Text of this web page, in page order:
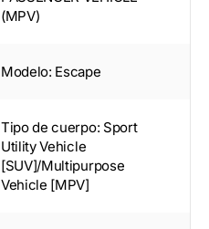
(MPV)
Modelo: Escape
Tipo de cuerpo: Sport
Utility Vehicle
[SUV]/Multipurpose
Vehicle [MPV]